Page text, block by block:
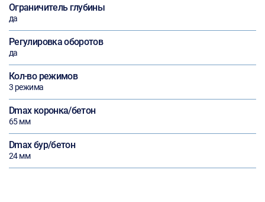
Ограничитель глубины
да
Регулировка оборотов
да
Кол-во режимов
3 режима
Dmax коронка/бетон
65 мм
Dmax бур/бетон
24 мм